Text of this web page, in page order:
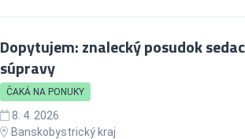
Dopytujem: znalecký posudok
súpravy
ČAKÁ NA PONUKY
8. 4. 2026
Banskobystrický kraj